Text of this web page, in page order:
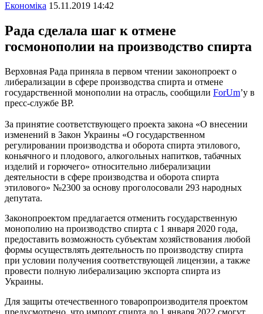
Економіка 15.11.2019 14:42
Рада сделала шаг к отмене
госмонополии на производство спирта
Верховная Рада приняла в первом чтении законопроект о
либерализации в сфере производства спирта и отмене
государственной монополии на отрасль, сообщили ForUm’у в
пресс-службе ВР.
За принятие соответствующего проекта закона «О внесении
изменений в Закон Украины «О государственном
регулировании производства и оборота спирта этилового,
коньячного и плодового, алкогольных напитков, табачных
изделий и горючего» относительно либерализации
деятельности в сфере производства и оборота спирта
этилового» №2300 за основу проголосовали 293 народных
депутата.
Законопроектом предлагается отменить государственную
монополию на производство спирта с 1 января 2020 года,
предоставить возможность субъектам хозяйствования любой
формы осуществлять деятельность по производству спирта
при условии получения соответствующей лицензии, а также
провести полную либерализацию экспорта спирта из
Украины.
Для защиты отечественного товаропроизводителя проектом
предусмотрено, что импорт спирта до 1 января 2022 смогут